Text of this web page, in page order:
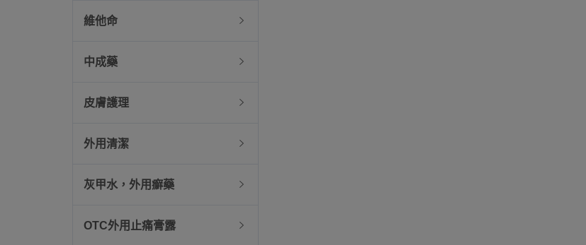
維他命
中成藥
皮膚護理
外用清潔
灰甲水，外用癬藥
OTC外用止痛膏露